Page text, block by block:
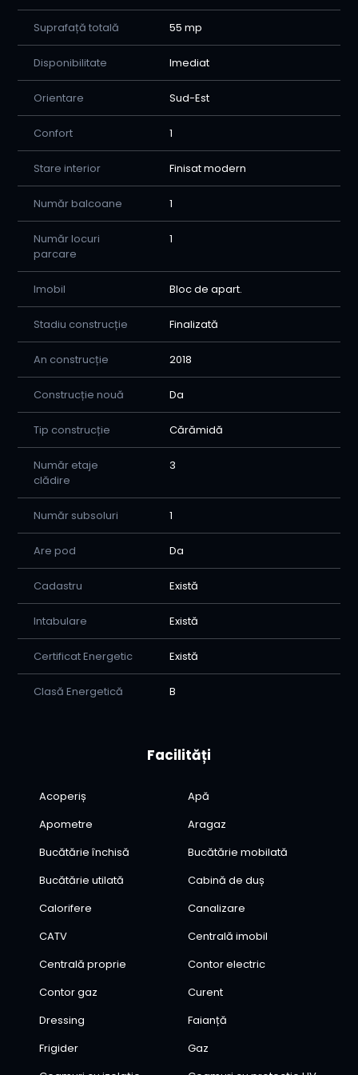
Suprafață totală 55 mp
Disponibilitate Imediat
Orientare Sud-Est
Confort 1
Stare interior Finisat modern
Număr balcoane 1
Număr locuri
parcare
1
Imobil Bloc de apart.
Stadiu construcție Finalizată
An construcție 2018
Construcție nouă Da
Tip construcție Cărămidă
Număr etaje
clădire
3
Număr subsoluri 1
Are pod Da
Cadastru Există
Intabulare Există
Certificat Energetic Există
Clasă Energetică B
Facilități
Acoperiș
Apă
Apometre
Aragaz
Bucătărie închisă
Bucătărie mobilată
Bucătărie utilată
Cabină de duș
Calorifere
Canalizare
CATV
Centrală imobil
Centrală proprie
Contor electric
Contor gaz
Curent
Dressing
Faianță
Frigider
Gaz